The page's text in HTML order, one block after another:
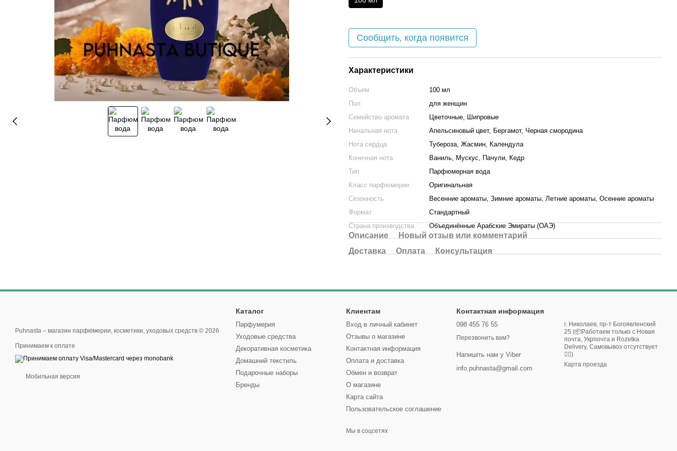
Сообщить, когда появится
Характеристики
Объем
100 мл
Пол
для женщин
Семейство аромата
Цветочные, Шипровые
Начальная нота
Апельсиновый цвет, Бергамот, Черная смородина
Нота сердца
Тубероза, Жасмин, Календула
Конечная нота
Ваниль, Мускус, Пачули, Кедр
Тип
Парфюмерная вода
Класс парфюмерии
Оригинальная
Сезонность
Весенние ароматы, Зимние ароматы, Летние ароматы, Осенние ароматы
Формат
Стандартный
Страна производства
Объединённые Арабские Эмираты (ОАЭ)
Описание
Новый отзыв или комментарий
Доставка
Оплата Консультация
Puhnasta – магазин парфюмерии, косметики, уходовых средств © 2026
Принимаем к оплате
Мобильная версия
Каталог
Парфумерия
Уходовые средства
Декоративная косметика
Домашний текстиль
Подарочные наборы
Бренды
Клиентам
Вход в личный кабинет
Отзывы о магазине
Контактная информация
Оплата и доставка
Обмен и возврат
О магазине
Карта сайта
Пользовательское соглашение
Мы в соцсетях
Контактная информация
098 455 76 55
Перезвонить вам?
Напишіть нам у Viber
info.puhnasta@gmail.com
г. Николаев, пр-т Богоявленский
25 (📦Работаем только с Новая
почта, Укрпочта и Rozetka
Delivery, Самовывоз отсутствует
🙅‍♀️)
Карта проезда